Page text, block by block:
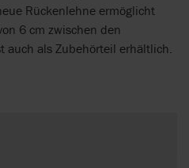
Rückenlehne ermöglicht
6 cm zwischen den
auch als Zubehörteil erhältlich.